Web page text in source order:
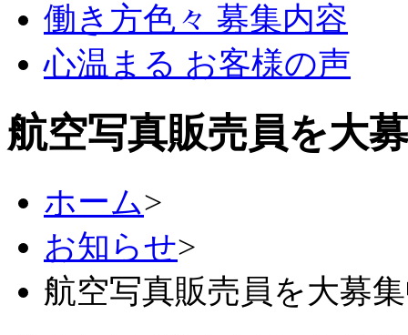
働き方色々 募集内容
心温まる お客様の声
航空写真販売員を大
ホーム>
お知らせ>
航空写真販売員を大募